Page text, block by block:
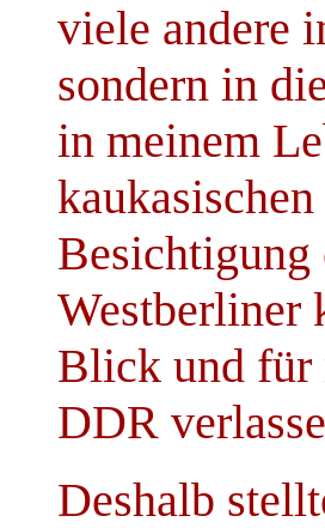
viele andere
sondern in
in meinem
Besichtigung
Westberliner
Blick und für
DDR
Deshalb